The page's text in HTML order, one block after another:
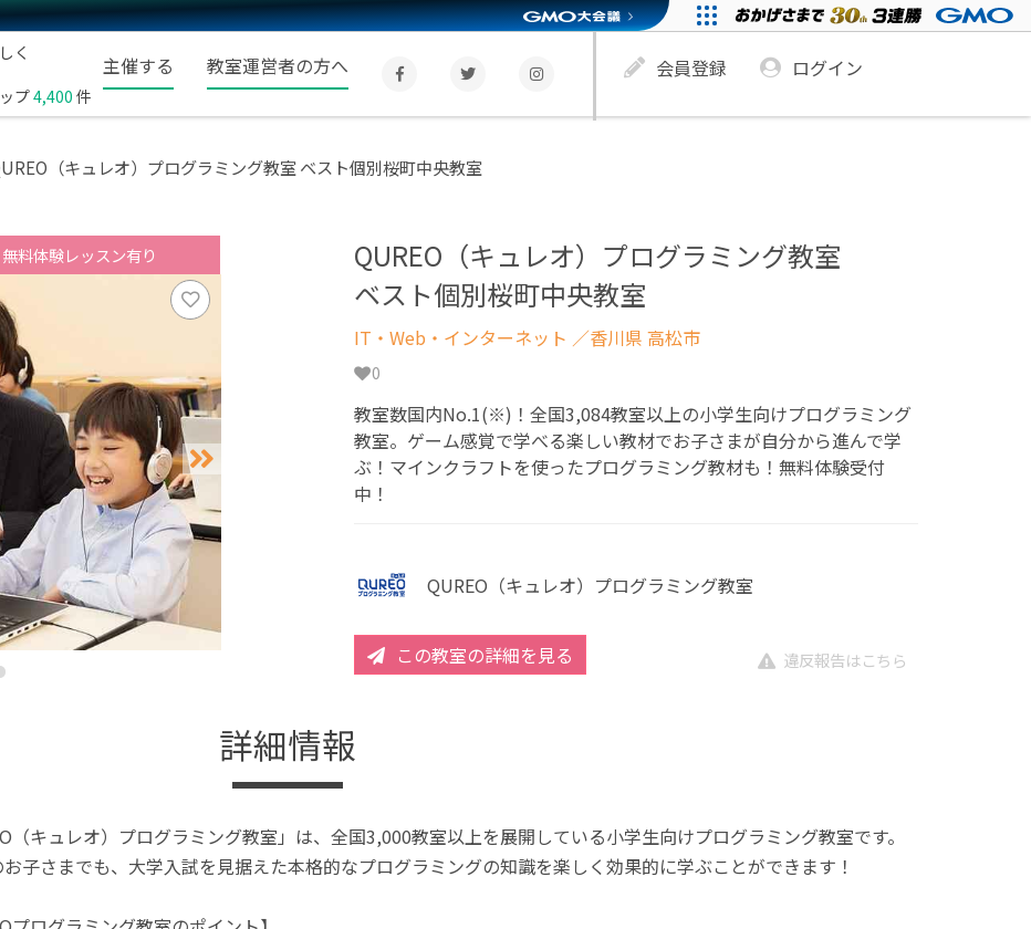
く
プ4,400 件
主催する 教室運営者の方へ 会員登録 ログイン
（キュレオ）プログラミング教室 ベスト個別桜町中央教室
無料体験レッスン有り
QUREO（キュレオ）プログラミング教室
ベスト個別桜町中央教室
IT・Web・インターネット ／香川県 高松市
0
教室数国内No.1(※)！全国3,084教室以上の小学生向けプログラミング
教室。ゲーム感覚で学べる楽しい教材でお子さまが自分から進んで学
ぶ！マインクラフトを使ったプログラミング教材も！無料体験受付
中！
QUREO（キュレオ）プログラミング教室
この教室の詳細を見る 違反報告はこちら
詳細情報
（キュレオ）プログラミング教室」は、全国3,000教室以上を展開している小学生向けプログラミング教室です。
子さまでも、大学入試を見据えた本格的なプログラミングの知識を楽しく効果的に学ぶことができます！